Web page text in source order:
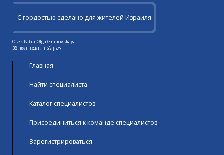
С гордостью сделано для жителей Израиля
Osek Patur Olga Granovskaya
ראשון לציון , מבצה משה 38
Главная
Найти специалиста
Каталог специалистов
Присоединиться к команде специалистов
Зарегистрироваться